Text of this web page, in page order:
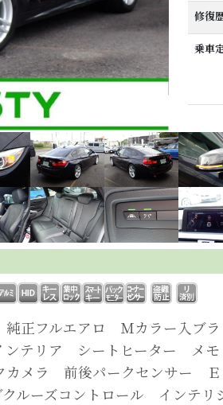
修復
乗車
正フルエアロ Ｍカラー入ブ
テリア シートヒーター メモ
メラ 前後パークセンサー
ーズコントロール インテリ